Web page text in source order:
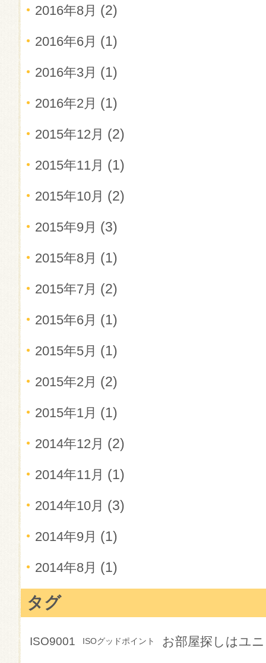
2016年8月 (2)
2016年6月 (1)
2016年3月 (1)
2016年2月 (1)
2015年12月 (2)
2015年11月 (1)
2015年10月 (2)
2015年9月 (3)
2015年8月 (1)
2015年7月 (2)
2015年6月 (1)
2015年5月 (1)
2015年2月 (2)
2015年1月 (1)
2014年12月 (2)
2014年11月 (1)
2014年10月 (3)
2014年9月 (1)
2014年8月 (1)
タグ
ISO9001 ISOグッドポイント お部屋探しはユ